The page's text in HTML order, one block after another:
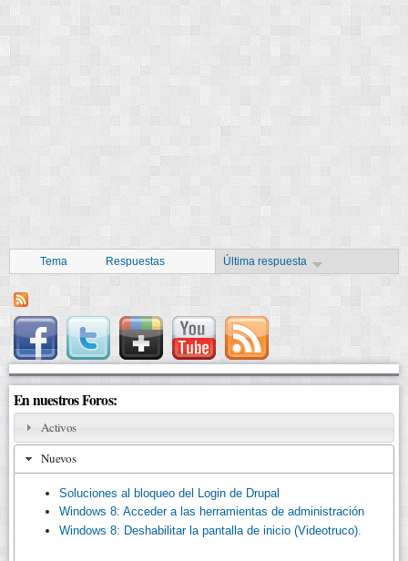
Tema Respuestas Última respuesta
En nuestros Foros:
Activos
Nuevos
Soluciones al bloqueo del Login de Drupal
Windows 8: Acceder a las herramientas de administración
Windows 8: Deshabilitar la pantalla de inicio (Videotruco).